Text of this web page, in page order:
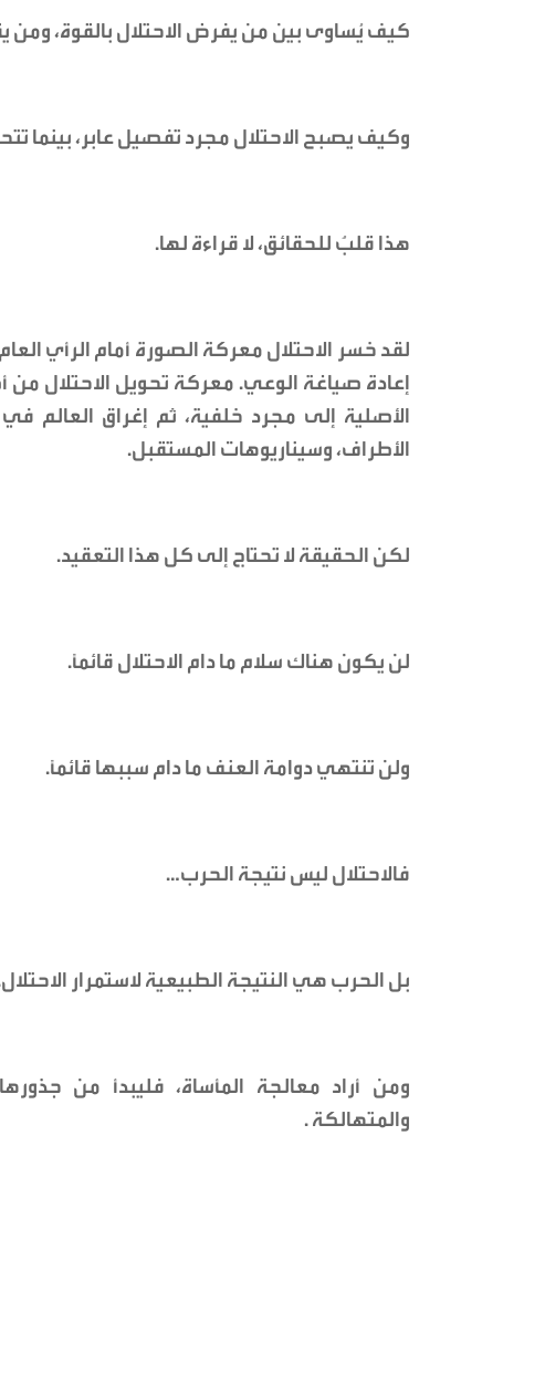
كيف يُساوى بين من يفرض الاحتلال بالقوة، ومن
وكيف يصبح الاحتلال مجرد تفصيل عابر، بينما
هذا قلبٌ للحقائق، لا قراءة لها.
لقد خسر الاحتلال معركة الصورة أمام الرأي
إعادة صياغة الوعي. معركة تحويل الاحتلال
الأصلية إلى مجرد خلفية، ثم إغراق العالم
الأطراف، وسيناريوهات المستقبل.
لكن الحقيقة لا تحتاج إلى كل هذا التعقيد.
لن يكون هناك سلام ما دام الاحتلال قائماً.
ولن تنتهي دوامة العنف ما دام سببها قائماً.
فالاحتلال ليس نتيجة الحرب…
بل الحرب هي النتيجة الطبيعية لاستمرار
ومن أراد معالجة المأساة، فليبدأ من
والمتهالكة .